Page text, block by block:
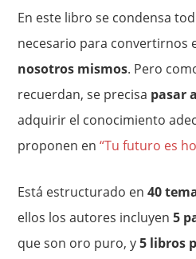
En este libro se condensa
necesario para convertirnos
nosotros mismos. Pero
recuerdan, se precisa pasar
adquirir el conocimiento
proponen en“Tu futuro es
Está estructurado en40
ellos los autores incluyen5
que son oro puro, y5 libros